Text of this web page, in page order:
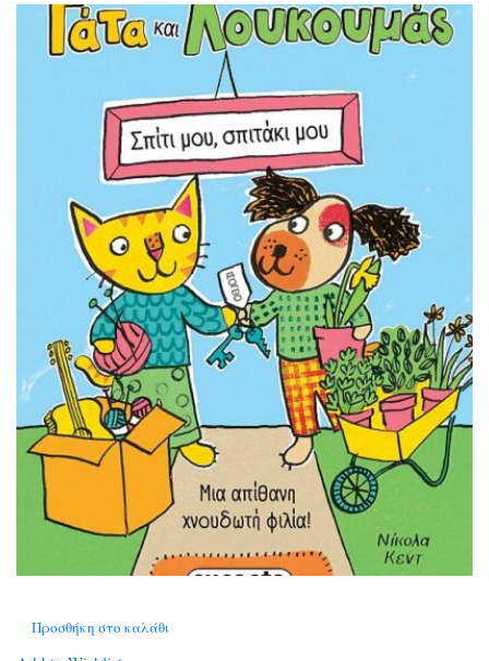
Προσθήκη στο καλάθι